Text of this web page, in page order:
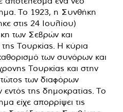
Το 1923, η Συνθήκη
στις 24 Ιουλίου)
των Σεβρών και
Τουρκίας. Η κύρια
των συνόρων και
Τουρκίας και στην
των διαφόρων
της δημοκρατίας. Το
είχε απορρίψει τις